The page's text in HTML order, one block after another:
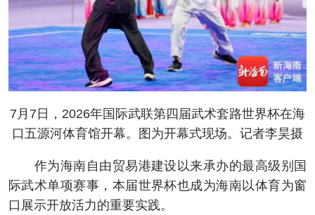
7月7日，2026年国际武联第四届武术套路世界杯在海
口五源河体育馆开幕。图为开幕式现场。记者李昊摄
作为海南自由贸易港建设以来承办的最高级别国
际武术单项赛事，本届世界杯也成为海南以体育为窗
口展示开放活力的重要实践。